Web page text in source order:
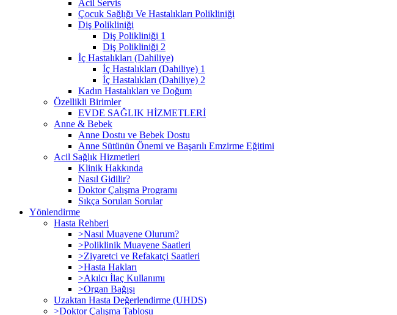
Acil Servis
Çocuk Sağlığı Ve Hastalıkları Polikliniği
Diş Polikliniği
Diş Polikliniği 1
Diş Polikliniği 2
İç Hastalıkları (Dahiliye)
İç Hastalıkları (Dahiliye) 1
İç Hastalıkları (Dahiliye) 2
Kadın Hastalıkları ve Doğum
Özellikli Birimler
EVDE SAĞLIK HİZMETLERİ
Anne & Bebek
Anne Dostu ve Bebek Dostu
Anne Sütünün Önemi ve Başarılı Emzirme Eğitimi
Acil Sağlık Hizmetleri
Klinik Hakkında
Nasıl Gidilir?
Doktor Çalışma Programı
Sıkça Sorulan Sorular
Yönlendirme
Hasta Rehberi
>Nasıl Muayene Olurum?
>Poliklinik Muayene Saatleri
>Ziyaretci ve Refakatçi Saatleri
>Hasta Hakları
>Akılcı İlaç Kullanımı
>Organ Bağışı
Uzaktan Hasta Değerlendirme (UHDS)
>Doktor Çalışma Tablosu